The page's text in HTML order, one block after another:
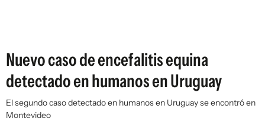
Nuevo caso de encefalitis equina
detectado en humanos en Uruguay
El segundo caso detectado en humanos en Uruguay se encontró en
Montevideo